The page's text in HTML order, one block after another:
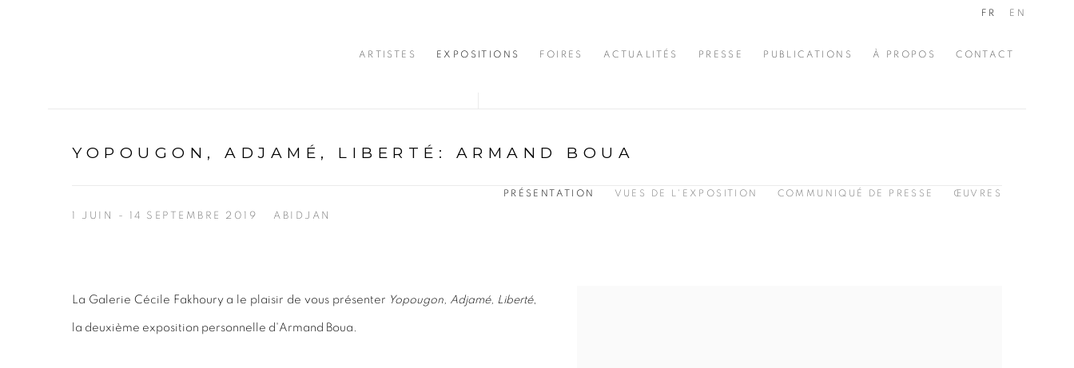
ARTISTES EXPOSITIONS FOIRES ACTUALITÉS PRESSE PUBLICATIONS À PROPOS CONTACT
FR EN
YOPOUGON, ADJAMÉ, LIBERTÉ : ARMAND BOUA
1 JUIN - 14 SEPTEMBRE 2019 ABIDJAN
PRÉSENTATION VUES DE L'EXPOSITION COMMUNIQUÉ DE PRESSE ŒUVRES
La Galerie Cécile Fakhoury a le plaisir de vous présenter Yopougon, Adjamé, Liberté,
la deuxième exposition personnelle d'Armand Boua.